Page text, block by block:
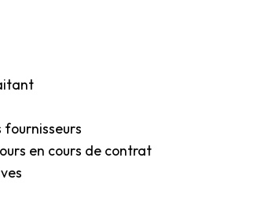
fournisseurs
en cours de contrat